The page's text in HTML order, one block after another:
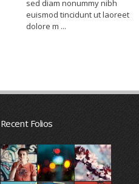
sed diam nonummy nibh
euismod tincidunt ut laoreet
dolore m ...
Recent Folios